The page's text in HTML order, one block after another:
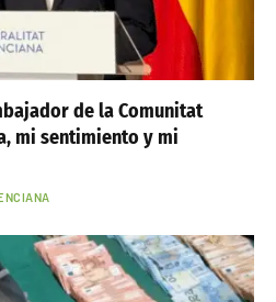
de la Comunitat
mi sentimiento y mi